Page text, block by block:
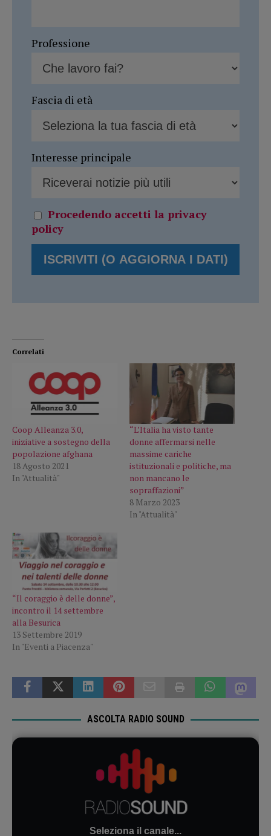
Professione
Fascia di età
Interesse principale
Procedendo accetti la privacy
policy
Correlati
Coop Alleanza 3.0,
iniziative a sostegno della
popolazione afghana
18 Agosto 2021
In "Attualità"
“L’Italia ha visto tante
donne affermarsi nelle
massime cariche
istituzionali e politiche, ma
non mancano le
sopraffazioni”
8 Marzo 2023
In "Attualità"
“Il coraggio è delle donne”,
incontro il 14 settembre
alla Besurica
13 Settembre 2019
In "Eventi a Piacenza"
ASCOLTA RADIO SOUND
Seleziona il canale...